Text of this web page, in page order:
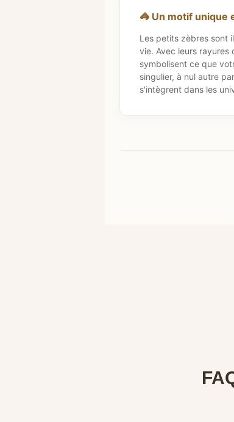
🦓 Un motif unique
Les petits zèbres sont
vie. Avec leurs rayures
symbolisent ce que
singulier, à nul autre
s'intègrent dans les